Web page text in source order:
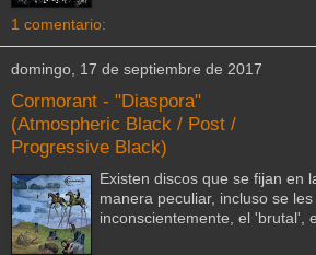
1 comentario:
domingo, 17 de septiembre de 2017
Cormorant - "Diaspora"
(Atmospheric Black / Post /
Progressive Black)
Existen discos que se fijan en
manera peculiar, incluso se
inconscientemente, el 'brutal',